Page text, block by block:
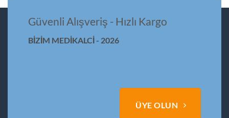
Güvenli Alışveriş - Hızlı Kargo
BİZİM MEDİKALCİ - 2026
ÜYE OLUN